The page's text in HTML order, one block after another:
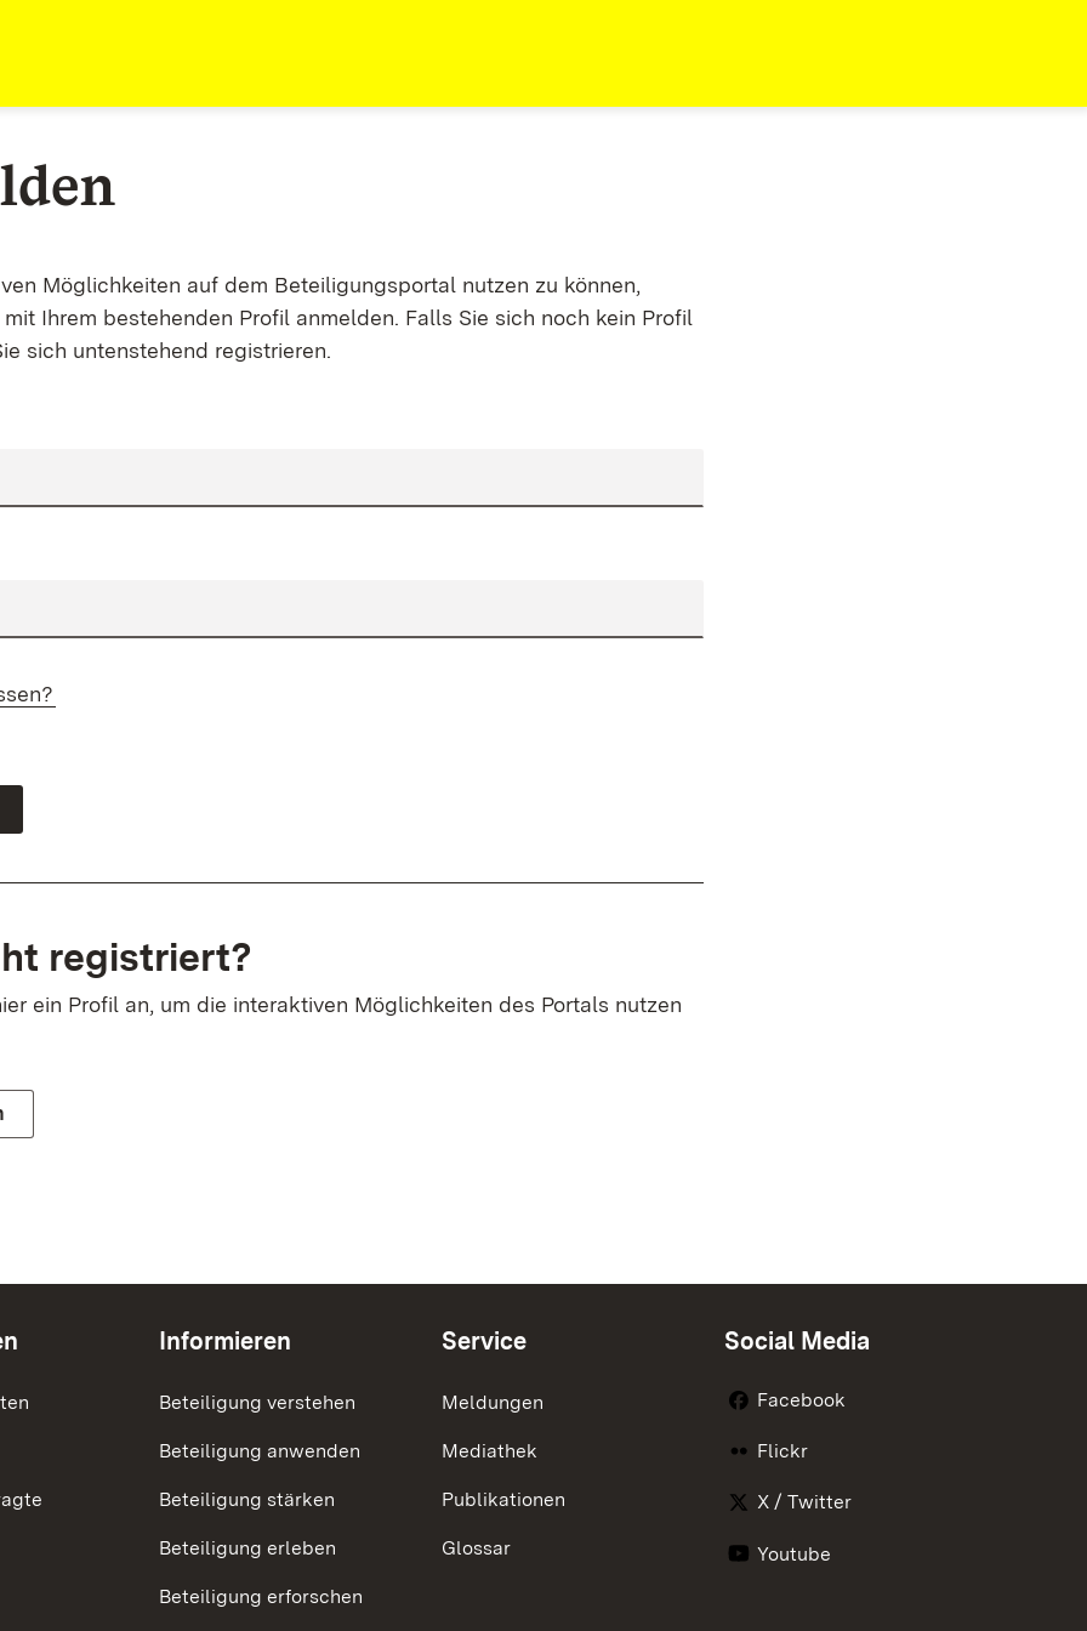
Möglichkeiten auf dem Beteiligungsportal nutzen zu können,
Ihrem bestehenden Profil anmelden. Falls Sie sich noch kein Profil
sich untenstehend registrieren.
registriert?
ein Profil an, um die interaktiven Möglichkeiten des Portals nutzen
Informieren
Beteiligung verstehen
Beteiligung anwenden
Beteiligung stärken
Beteiligung erleben
Beteiligung erforschen
Service
Meldungen
Mediathek
Publikationen
Glossar
Social Media
Facebook
Flickr
X / Twitter
Youtube